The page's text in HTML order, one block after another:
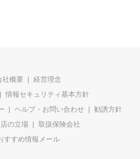
社概要
経営理念
情報セキュリティ基本方針
ヘルプ・お問い合わせ
勧誘方針
の立場
取扱保険会社
すすめ情報メール